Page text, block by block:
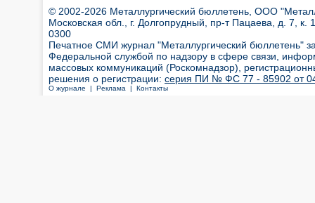
© 2002-2026 Металлургический бюллетень, ООО
Московская обл., г. Долгопрудный, пр-т Пацаева, д. 7,
0300
Печатное СМИ журнал "Металлургический бюллетень"
Федеральной службой по надзору в сфере связи,
массовых коммуникаций (Роскомнадзор),
решения о регистрации: серия ПИ № ФС 77 - 85902 от 04
О журнале | Реклама | Контакты